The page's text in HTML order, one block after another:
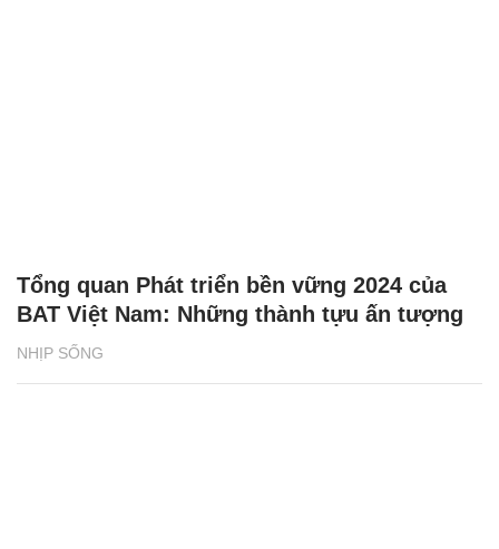
NHỊP SỐNG
Tổng quan Phát triển bền vững 2024 của
BAT Việt Nam: Những thành tựu ấn tượng